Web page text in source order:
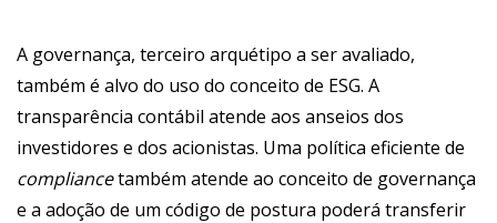
A governança, terceiro arquétipo a ser avaliado,
também é alvo do uso do conceito de ESG. A
transparência contábil atende aos anseios dos
investidores e dos acionistas. Uma política eficiente de
compliancetambém atende ao conceito de governança
e a adoção de um código de postura poderá transferir